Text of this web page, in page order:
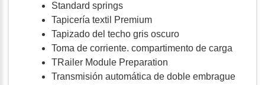
Standard springs
Tapicería textil Premium
Tapizado del techo gris oscuro
Toma de corriente. compartimento de carga
TRailer Module Preparation
Transmisión automática de doble embrague